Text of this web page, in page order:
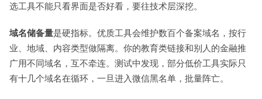
选工具不能只看界面是否好看，要往技术层深挖。
域名储备量是硬指标。优质工具会维护数百个备案域名，按行
业、地域、内容类型做隔离。你的教育类链接和别人的金融推
广用不同域名，互不牵连。测试中发现，部分低价工具实际只
有十几个域名在循环，一旦进入微信黑名单，批量阵亡。